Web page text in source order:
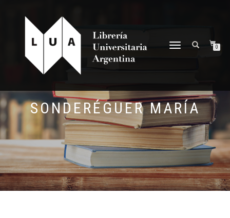
NAVEGACIÓN
0
SONDERÉGUER MARÍA